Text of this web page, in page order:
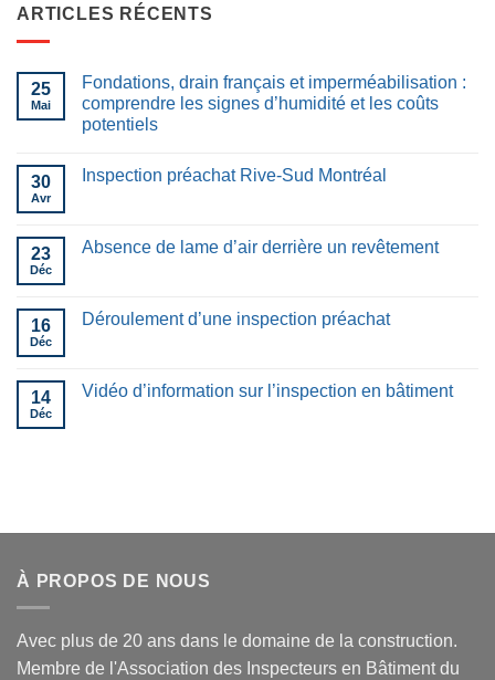
ARTICLES RÉCENTS
25
Mai
Fondations, drain français et imperméabilisation :
comprendre les signes d’humidité et les coûts
potentiels
30
Avr
Inspection préachat Rive-Sud Montréal
23
Déc
Absence de lame d’air derrière un revêtement
16
Déc
Déroulement d’une inspection préachat
14
Déc
Vidéo d’information sur l’inspection en bâtiment
À PROPOS DE NOUS
Avec plus de 20 ans dans le domaine de la construction.
Membre de l'Association des Inspecteurs en Bâtiment du